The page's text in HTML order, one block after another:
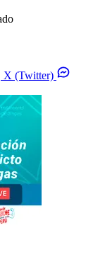
X (Twitter)